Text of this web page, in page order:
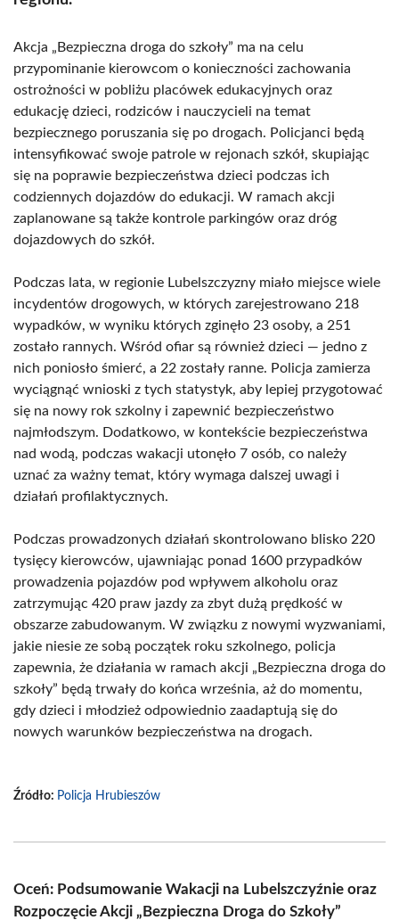
Akcja „Bezpieczna droga do szkoły” ma na celu
przypominanie kierowcom o konieczności zachowania
ostrożności w pobliżu placówek edukacyjnych oraz
edukację dzieci, rodziców i nauczycieli na temat
bezpiecznego poruszania się po drogach. Policjanci będą
intensyfikować swoje patrole w rejonach szkół, skupiając
się na poprawie bezpieczeństwa dzieci podczas ich
codziennych dojazdów do edukacji. W ramach akcji
zaplanowane są także kontrole parkingów oraz dróg
dojazdowych do szkół.
Podczas lata, w regionie Lubelszczyzny miało miejsce wiele
incydentów drogowych, w których zarejestrowano 218
wypadków, w wyniku których zginęło 23 osoby, a 251
zostało rannych. Wśród ofiar są również dzieci — jedno z
nich poniosło śmierć, a 22 zostały ranne. Policja zamierza
wyciągnąć wnioski z tych statystyk, aby lepiej przygotować
się na nowy rok szkolny i zapewnić bezpieczeństwo
najmłodszym. Dodatkowo, w kontekście bezpieczeństwa
nad wodą, podczas wakacji utonęło 7 osób, co należy
uznać za ważny temat, który wymaga dalszej uwagi i
działań profilaktycznych.
Podczas prowadzonych działań skontrolowano blisko 220
tysięcy kierowców, ujawniając ponad 1600 przypadków
prowadzenia pojazdów pod wpływem alkoholu oraz
zatrzymując 420 praw jazdy za zbyt dużą prędkość w
obszarze zabudowanym. W związku z nowymi wyzwaniami,
jakie niesie ze sobą początek roku szkolnego, policja
zapewnia, że działania w ramach akcji „Bezpieczna droga do
szkoły” będą trwały do końca września, aż do momentu,
gdy dzieci i młodzież odpowiednio zaadaptują się do
nowych warunków bezpieczeństwa na drogach.
Źródło: Policja Hrubieszów
Oceń: Podsumowanie Wakacji na Lubelszczyźnie oraz
Rozpoczęcie Akcji „Bezpieczna Droga do Szkoły”